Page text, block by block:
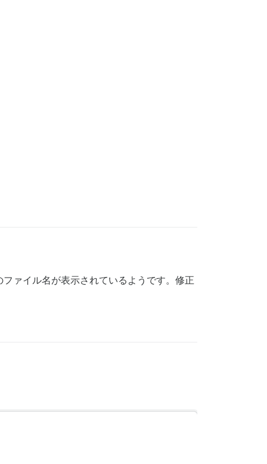
プ。|
単位）。いずれかの次元でこれより小さい画像は除外されます
テゴリのトピックでは、ギャラリーボタンやギャラリーペ
ァイル名が表示されているようです。修正